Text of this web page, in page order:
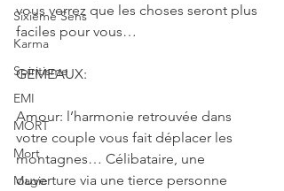
Sixième Sens
Karma
Spiritisme
EMI
MORT
Mort
Magie
vous verrez que les choses seront plus
faciles pour vous…
GEMEAUX:
Amour: l’harmonie retrouvée dans
votre couple vous fait déplacer les
montagnes… Célibataire, une
ouverture via une tierce personne